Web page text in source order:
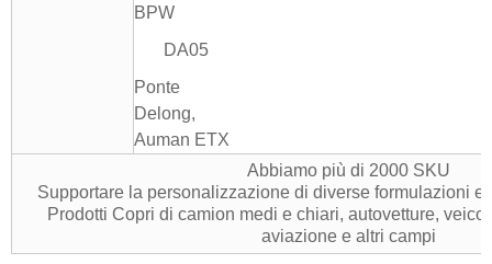
BPW
DA05
Ponte
Delong,
Auman ETX
Abbiamo più di 2000 SKU
Supportare la personalizzazione di diverse formulazioni e
Prodotti Copri di camion medi e chiari, autovetture,
aviazione e altri campi